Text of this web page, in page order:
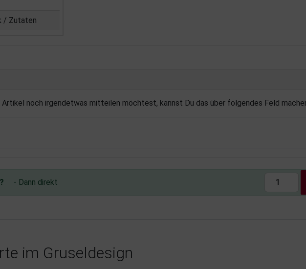
/ Zutaten
Artikel noch irgendetwas mitteilen möchtest, kannst Du das über folgendes Feld
- Dann direkt
im Gruseldesign